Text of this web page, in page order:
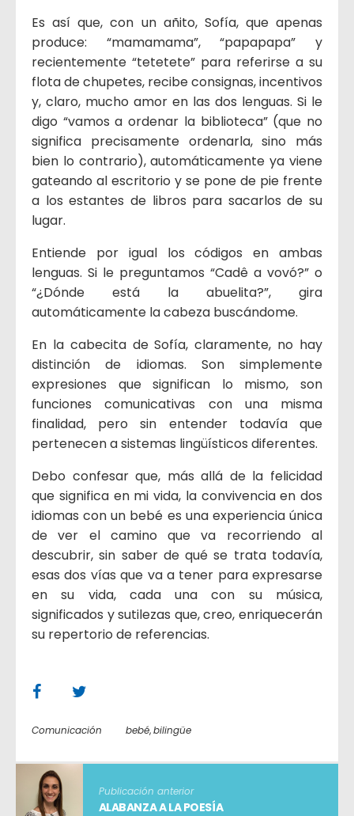
Es así que, con un añito, Sofía, que apenas
produce: “mamamama”, “papapapa” y
recientemente “tetetete” para referirse a su
flota de chupetes, recibe consignas, incentivos
y, claro, mucho amor en las dos lenguas. Si le
digo “vamos a ordenar la biblioteca” (que no
significa precisamente ordenarla, sino más
bien lo contrario), automáticamente ya viene
gateando al escritorio y se pone de pie frente
a los estantes de libros para sacarlos de su
lugar.
Entiende por igual los códigos en ambas
lenguas. Si le preguntamos “Cadê a vovó?” o
“¿Dónde está la abuelita?”, gira
automáticamente la cabeza buscándome.
En la cabecita de Sofía, claramente, no hay
distinción de idiomas. Son simplemente
expresiones que significan lo mismo, son
funciones comunicativas con una misma
finalidad, pero sin entender todavía que
pertenecen a sistemas lingüísticos diferentes.
Debo confesar que, más allá de la felicidad
que significa en mi vida, la convivencia en dos
idiomas con un bebé es una experiencia única
de ver el camino que va recorriendo al
descubrir, sin saber de qué se trata todavía,
esas dos vías que va a tener para expresarse
en su vida, cada una con su música,
significados y sutilezas que, creo, enriquecerán
su repertorio de referencias.
Comunicación bebé,bilingüe
Publicación anterior
ALABANZA A LA POESÍA